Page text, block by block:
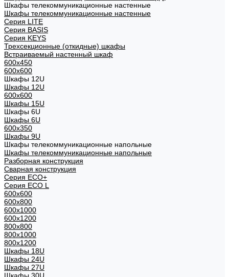
Шкафы телекоммуникационные настенные
Шкафы телекоммуникационные настенные
Cерия LITE
Cерия BASIS
Cерия KEYS
Трехсекционные (откидные) шкафы
Встраиваемый настенный шкаф
600x450
600x600
Шкафы 12U
Шкафы 12U
600x600
Шкафы 15U
Шкафы 6U
Шкафы 6U
600x350
Шкафы 9U
Шкафы телекоммуникационные напольные
Шкафы телекоммуникационные напольные
Разборная конструкция
Сварная конструкция
Серия ECO+
Серия ECO L
600x600
600x800
600х1000
600х1200
800x800
800х1000
800х1200
Шкафы 18U
Шкафы 24U
Шкафы 27U